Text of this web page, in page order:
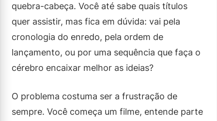
quebra-cabeça. Você até sabe quais títulos
quer assistir, mas fica em dúvida: vai pela
cronologia do enredo, pela ordem de
lançamento, ou por uma sequência que faça o
cérebro encaixar melhor as ideias?
O problema costuma ser a frustração de
sempre. Você começa um filme, entende parte